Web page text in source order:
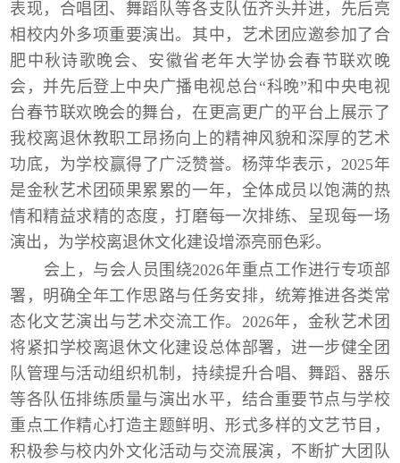
表现，合唱团、舞蹈队等各支队伍齐头并进，先后亮
相校内外多项重要演出。其中，艺术团应邀参加了合
肥中秋诗歌晚会、安徽省老年大学协会春节联欢晚
会，并先后登上中央广播电视总台“科晚”和中央电视
台春节联欢晚会的舞台，在更高更广的平台上展示了
我校离退休教职工昂扬向上的精神风貌和深厚的艺术
功底，为学校赢得了广泛赞誉。杨萍华表示，2025年
是金秋艺术团硕果累累的一年，全体成员以饱满的热
情和精益求精的态度，打磨每一次排练、呈现每一场
演出，为学校离退休文化建设增添亮丽色彩。
会上，与会人员围绕2026年重点工作进行专项部
署，明确全年工作思路与任务安排，统筹推进各类常
态化文艺演出与艺术交流工作。 2026年，金秋艺术团
将紧扣学校离退休文化建设总体部署，进一步健全团
队管理与活动组织机制，持续提升合唱、舞蹈、器乐
等各队伍排练质量与演出水平，结合重要节点与学校
重点工作精心打造主题鲜明、形式多样的文艺节目，
积极参与校内外文化活动与交流展演，不断扩大团队